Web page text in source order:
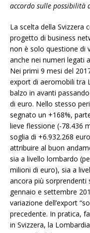
accordo sulle possibilità
La scelta della Svizzera
progetto di business
non è solo questione di
anche nei numeri legati
Nei primi 9 mesi del
export di aeromobili tra
balzo in avanti
di euro. Nello stesso
segnato un +168%,
lieve flessione (-78.436
soglia di +6.932.268
attribuire al buon
sia a livello lombardo
milioni di euro), sia a
ancora più sorprendenti
gennaio e settembre
variazione dell’export
precedente. In pratica,
in Svizzera, la